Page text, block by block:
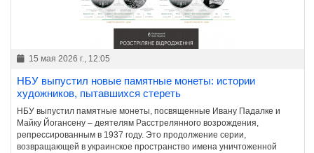
15 мая 2026 г., 12:05
НБУ выпустил новые памятные монеты: истории
художников, пытавшихся стереть
НБУ выпустил памятные монеты, посвященные Ивану Падалке и
Майку Йогансену – деятелям Расстрелянного возрождения,
репрессированным в 1937 году. Это продолжение серии,
возвращающей в украинское пространство имена уничтоженной